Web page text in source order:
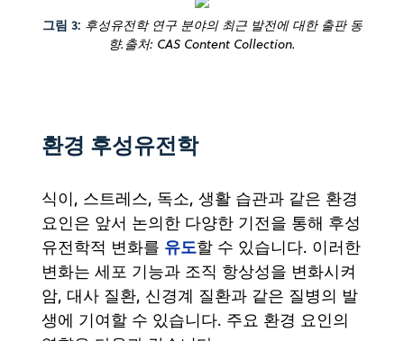
그림 3: 후성유전학 연구 분야의 최근 발전에 대한 출판 동
향.출처: CAS Content Collection.
환경 후성유전학
식이, 스트레스, 독소, 생활 습관과 같은 환경
요인은 앞서 논의한 다양한 기전을 통해 후성
유전학적 변화를 유도할 수 있습니다. 이러한
변화는 세포 기능과 조직 항상성을 변화시켜
암, 대사 질환, 신경계 질환과 같은 질병의 발
생에 기여할 수 있습니다. 주요 환경 요인의